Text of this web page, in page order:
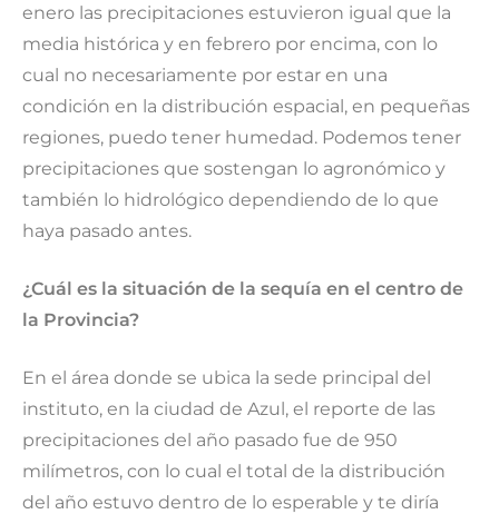
enero las precipitaciones estuvieron igual que la
media histórica y en febrero por encima, con lo
cual no necesariamente por estar en una
condición en la distribución espacial, en pequeñas
regiones, puedo tener humedad. Podemos tener
precipitaciones que sostengan lo agronómico y
también lo hidrológico dependiendo de lo que
haya pasado antes.
¿Cuál es la situación de la sequía en el centro de
la Provincia?
En el área donde se ubica la sede principal del
instituto, en la ciudad de Azul, el reporte de las
precipitaciones del año pasado fue de 950
milímetros, con lo cual el total de la distribución
del año estuvo dentro de lo esperable y te diría